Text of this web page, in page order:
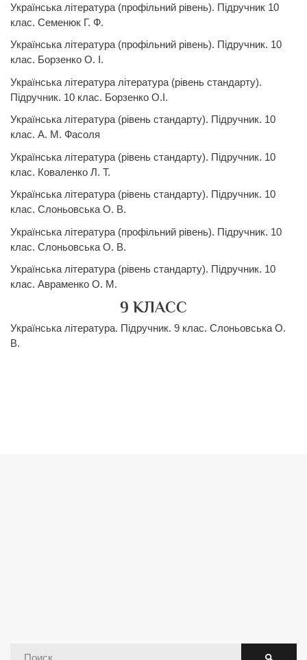
Українська література (профільний рівень). Підручник 10
клас. Семенюк Г. Ф.
Українська література (профільний рівень). Підручник. 10
клас. Борзенко О. І.
Українська література література (рівень стандарту).
Підручник. 10 клас. Борзенко О.І.
Українська література (рівень стандарту). Підручник. 10
клас. А. М. Фасоля
Українська література (рівень стандарту). Підручник. 10
клас. Коваленко Л. Т.
Українська література (рівень стандарту). Підручник. 10
клас. Слоньовська О. В.
Українська література (профільний рівень). Підручник. 10
клас. Слоньовська О. В.
Українська література (рівень стандарту). Підручник. 10
клас. Авраменко О. М.
9 КЛАСС
Українська література. Підручник. 9 клас. Слоньовська О.
В.